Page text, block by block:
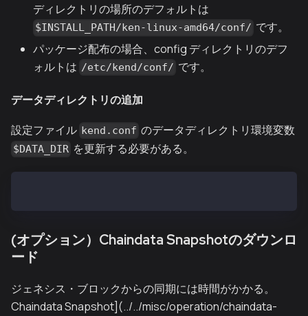
ディレクトリの場所のデフォルトは
$INSTALL_PATH/ken-linux-amd64/conf/ です。
パッケージ配布の場合、config ディレクトリのデフ
ォルトは /etc/kend/conf/ です。
データディレクトリの追加
設定ファイル kend.conf のデータディレクトリ環境変数
$DATA_DIR を更新する必要がある。
(オプション）Chaindata Snapshotのダウンロ
ード
ジェネシス・ブロックからの同期には時間がかかる。
Chaindata Snapshot](../../misc/operation/chaindata-